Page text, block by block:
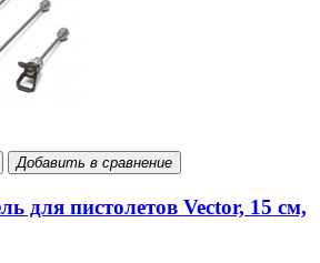
Добавить в сравнение
для пистолетов Vector, 15 см,